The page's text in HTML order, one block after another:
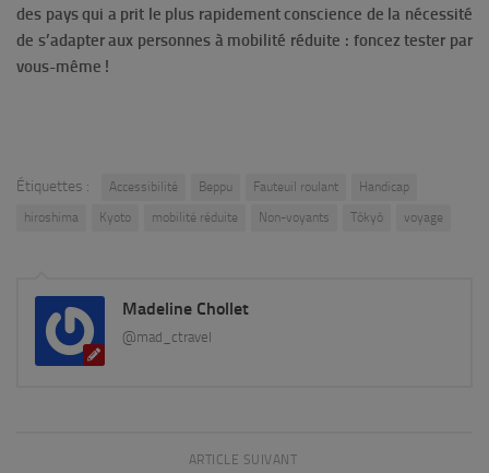
des pays qui a prit le plus rapidement conscience de la nécessité
de s’adapter aux personnes à mobilité réduite : foncez tester par
vous-même !
Étiquettes : Accessibilité Beppu Fauteuil roulant
Handicap
hiroshima
Kyoto mobilité réduite Non-voyants Tôkyô voyage
Madeline Chollet
@mad_ctravel
ARTICLE SUIVANT